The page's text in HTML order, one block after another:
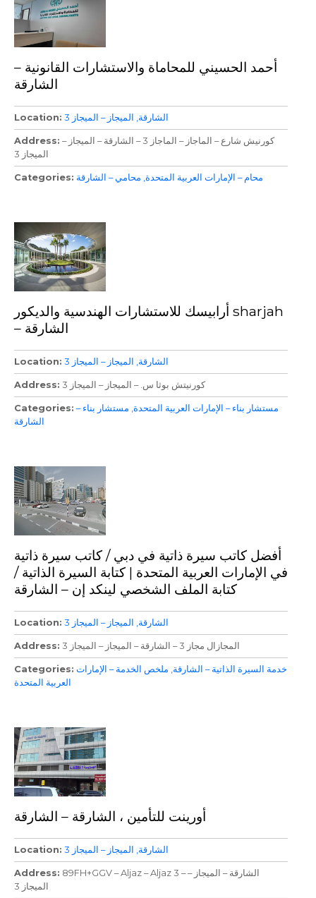
أحمد الحسيني للمحاماة والاستشارات القانونية –
الشارقة
Location الشارقة الميجاز – الميجاز 3
Address كورنيش شارع – الماجاز – الماجاز 3 – الشارقة – الميجاز –
الميجاز 3
Categories محام – الإمارات العربية المتحدة محامي – الشارقة
أرابيسك للاستشارات الهندسية والديكور sharjah
– الشارقة
Location الشارقة الميجاز – الميجاز 3
Address كورنيتش بوثا س. – الميجاز – الميجاز 3
Categories مستشار بناء – الإمارات العربية المتحدة مستشار بناء –
الشارقة
أفضل كاتب سيرة ذاتية في دبي / كاتب سيرة ذاتية
في الإمارات العربية المتحدة | كتابة السيرة الذاتية /
كتابة الملف الشخصي لينكد إن – الشارقة
Location الشارقة الميجاز – الميجاز 3
Address المجازال مجاز 3 – الشارقة – الميجاز – الميجاز 3
Categories خدمة السيرة الذاتية – الشارقة ملخص الخدمة – الإمارات
العربية المتحدة
أورينت للتأمين ، الشارقة – الشارقة
Location الشارقة الميجاز – الميجاز 3
Address 89FH+GGV – Aljaz – Aljaz 3 – الشارقة – الميجاز –
الميجاز 3